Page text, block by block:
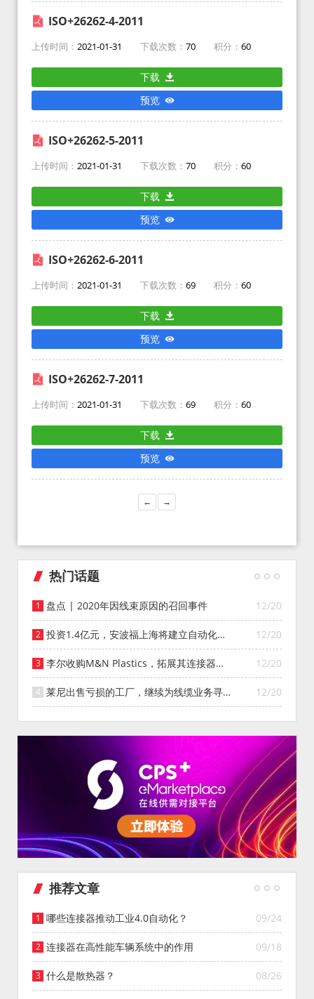
ISO+26262-4-2011
上传时间： 2021-01-31 下载次数： 70 积分： 60
下载
预览
ISO+26262-5-2011
上传时间： 2021-01-31 下载次数： 70 积分： 60
下载
预览
ISO+26262-6-2011
上传时间： 2021-01-31 下载次数： 69 积分： 60
下载
预览
ISO+26262-7-2011
上传时间： 2021-01-31 下载次数： 69 积分： 60
下载
预览
← →
热门话题
12/20
盘点 | 2020年因线束原因的召回事件
12/20
投资1.4亿元，安波福上海将建立自动化智
能仓库
12/20
李尔收购M&N Plastics，拓展其连接器系
统业务
12/20
莱尼出售亏损的工厂，继续为线缆业务寻找
投资者
推荐文章
09/24
哪些连接器推动工业4.0自动化？
09/18
连接器在高性能车辆系统中的作用
08/26
什么是散热器？